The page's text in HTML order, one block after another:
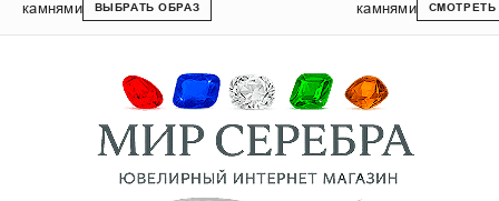
камнями
ВЫБРАТЬ ОБРАЗ
камнями
СМОТРЕТЬ